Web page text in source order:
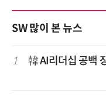
SW 많이 본 뉴스
1 韓 AI리더십 공백